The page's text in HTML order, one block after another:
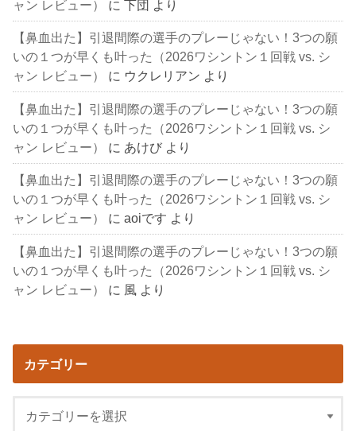
ャン レビュー） に下団 より
【鼻血出た】引退間際の選手のプレーじゃない！3つの願
いの１つが早くも叶った（2026ワシントン１回戦 vs. シ
ャン レビュー）
に ウクレリアン より
【鼻血出た】引退間際の選手のプレーじゃない！3つの願
いの１つが早くも叶った（2026ワシントン１回戦 vs. シ
ャン レビュー）
に あけび より
【鼻血出た】引退間際の選手のプレーじゃない！3つの願
いの１つが早くも叶った（2026ワシントン１回戦 vs. シ
ャン レビュー）
にaoiです より
【鼻血出た】引退間際の選手のプレーじゃない！3つの願
いの１つが早くも叶った（2026ワシントン１回戦 vs. シ
ャン レビュー）
に 風 より
カテゴリー